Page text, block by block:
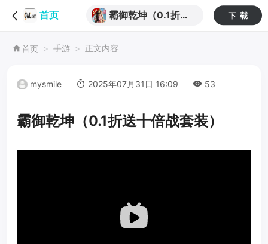
首页
霸御乾坤（0.1折送
首页 手游 正文内容
mysmile 2025年07月31日 16:09 53
霸御乾坤（0.1折送十倍战套装）